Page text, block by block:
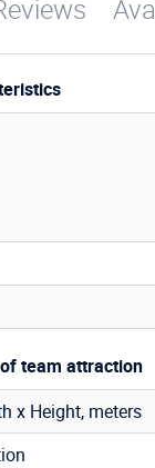
team attraction
x Height, meters